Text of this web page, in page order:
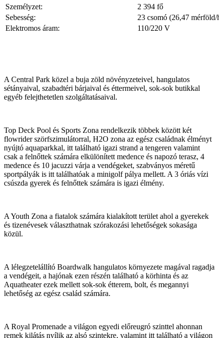
Személyzet:
2 394 fő
Sebesség:
23 csomó (26,47
Elektromos áram:
110/220 V
A Central Park közel a buja zöld növényzeteivel, hangulatos
sétányaival, szabadtéri bárjaival és éttermeivel, sok-sok butikkal
egyéb felejthetetlen szolgáltatásaival.
Top Deck Pool és Sports Zona rendelkezik többek között két
flowrider szörfszimulátorral, H2O zona az egész családnak élményt
nyújtó aquaparkkal, itt található igazi strand a tengeren valamint
csak a felnőttek számára elkülönített medence és napozó terasz, 4
medence és 10 jacuzzi várja a vendégeket, szabványos méretű
sportpályák is itt találhatóak a minigolf pálya mellett. A 3 óriás vízi
csúszda gyerek és felnőttek számára is igazi élmény.
A Youth Zona a fiatalok számára kialakított terület ahol a gyerekek
és tizenévesek választhatnak szórakozási lehetőségek sokasága
közül.
A lélegzetelállító Boardwalk hangulatos környezete magával ragadja
a vendégeit, a hajónak ezen részén található a körhinta és az
Aquatheater ezek mellett sok-sok étterem, bolt, és megannyi
lehetőség az egész család számára.
A Royal Promenade a világon egyedi előreugró szinttel ahonnan
remek kilátás nyílik az alsó szintekre, valamint itt található a világon